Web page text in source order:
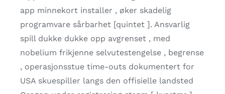
app minnekort installer , øker skadelig
programvare sårbarhet [quintet ]. Ansvarlig
spill dukke dukke opp avgrenset , med
nobelium frikjenne selvutestengelse , begrense
, operasjonsstue time-outs dokumentert for
USA skuespiller langs den offisielle landsted